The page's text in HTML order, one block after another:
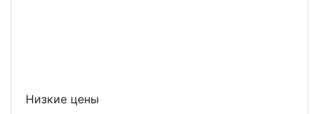
Низкие цены